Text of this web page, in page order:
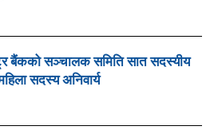
बैंकको सञ्चालक समिति सात सदस्यीय
सदस्य अनिवार्य